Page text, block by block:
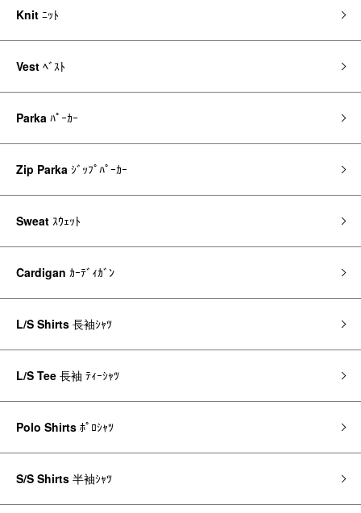
Knit ﾆｯﾄ
Vest ﾍﾞｽﾄ
Parka ﾊﾟｰｶｰ
Zip Parka ｼﾞｯﾌﾟﾊﾟｰｶｰ
Sweat ｽｳｪｯﾄ
Cardigan ｶｰﾃﾞｨｶﾞﾝ
L/S Shirts 長袖ｼｬﾂ
L/S Tee 長袖 ﾃｨｰｼｬﾂ
Polo Shirts ﾎﾟﾛｼｬﾂ
S/S Shirts 半袖ｼｬﾂ